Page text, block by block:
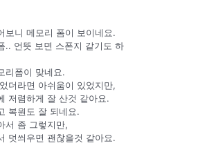
보니 메모리 폼이 보이네요.
.. 언뜻 보면 스폰지 같기도 하
리폼이 맞네요.
더라면 아쉬움이 있었지만,
저렴하게 잘 산것 같아요.
복원도 잘 되네요.
서 좀 그렇지만,
덧씌우면 괜찮을것 같아요.